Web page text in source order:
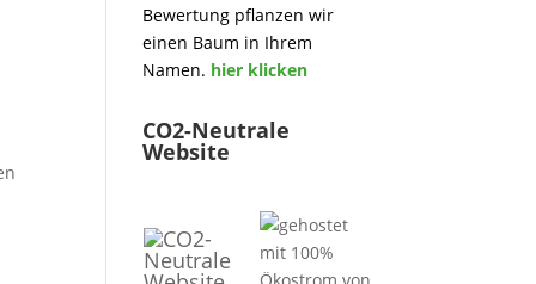
Bewertung pflanzen wir
einen Baum in Ihrem
Namen. hier klicken
CO2-Neutrale
Website